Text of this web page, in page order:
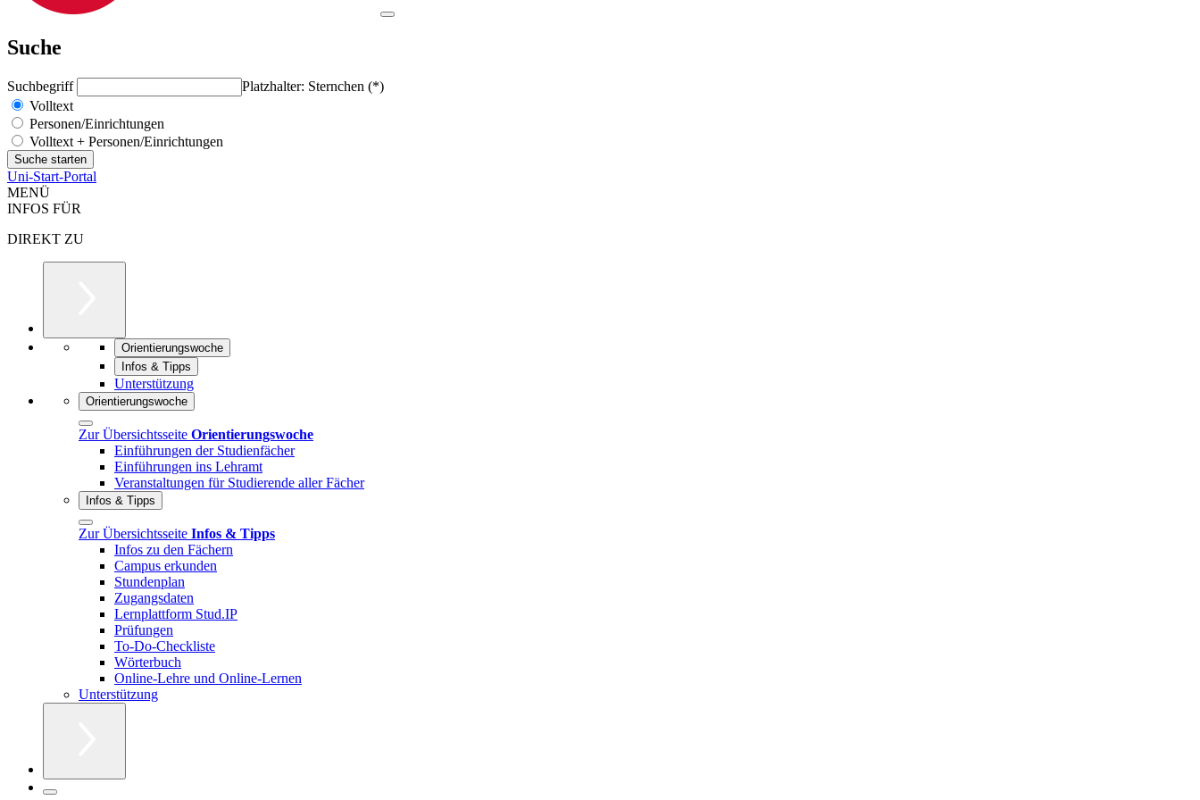
Suche
Suchbegriff
Platzhalter: Sternchen (*)
Volltext
Personen/Einrichtungen
Volltext + Personen/Einrichtungen
Uni-Start-Portal
MENÜ
INFOS FÜR
DIREKT ZU
Orientierungswoche
Infos & Tipps
Unterstützung
Orientierungswoche
Zur Übersichtsseite Orientierungswoche
Einführungen der Studienfächer
Einführungen ins Lehramt
Veranstaltungen für Studierende aller Fächer
Infos & Tipps
Zur Übersichtsseite Infos & Tipps
Infos zu den Fächern
Campus erkunden
Stundenplan
Zugangsdaten
Lernplattform Stud.IP
Prüfungen
To-Do-Checkliste
Wörterbuch
Online-Lehre und Online-Lernen
Unterstützung